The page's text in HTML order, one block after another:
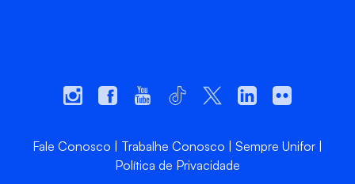
Fale Conosco Trabalhe Conosco
Sempre Unifor
Política de Privacidade